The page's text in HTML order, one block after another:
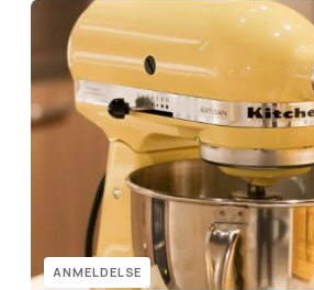
ANMELDELSE